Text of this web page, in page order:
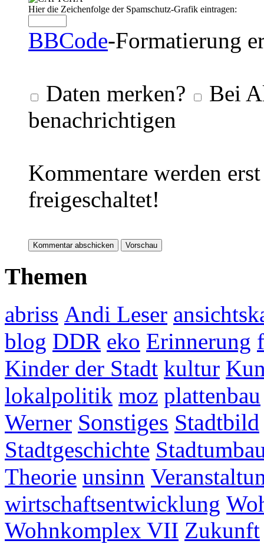
Hier die Zeichenfolge der Spamschutz-Grafik eintragen:
BBCode-Formatierung
Daten merken?
Bei
benachrichtigen
Kommentare werden
freigeschaltet!
Themen
abriss Andi Leser
blog DDR eko Erinnerung
Kinder der Stadt kultur
lokalpolitik moz plattenbau
Werner Sonstiges Stadtbild
Stadtgeschichte
Theorie unsinn
wirtschaftsentwicklung
Wohnkomplex VII Zukunft